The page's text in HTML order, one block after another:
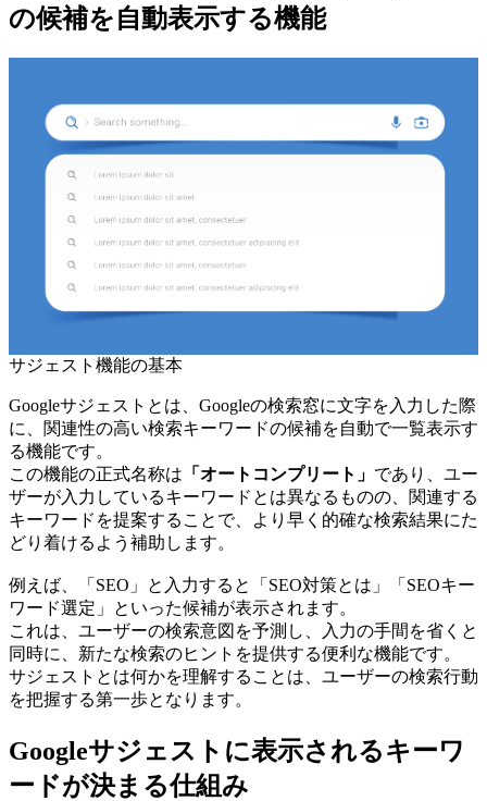
の候補を自動表示する機能
サジェスト機能の基本
Googleサジェストとは、Googleの検索窓に文字を入力した際
に、関連性の高い検索キーワードの候補を自動で一覧表示す
る機能です。
この機能の正式名称は 「オートコンプリート」 であり、ユー
ザーが入力しているキーワードとは異なるものの、関連する
キーワードを提案することで、より早く的確な検索結果にた
どり着けるよう補助します。
例えば、「SEO」と入力すると「SEO対策とは」「SEOキー
ワード選定」といった候補が表示されます。
これは、ユーザーの検索意図を予測し、入力の手間を省くと
同時に、新たな検索のヒントを提供する便利な機能です。
サジェストとは何かを理解することは、ユーザーの検索行動
を把握する第一歩となります。
Googleサジェストに表示されるキーワ
ードが決まる仕組み